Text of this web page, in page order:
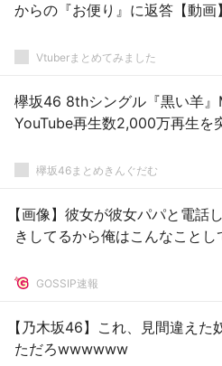
からの『お便り』に返答【動画】
Vtuberまとめてみました
欅坂46 8thシングル『黒い羊』
YouTube再生数2,000万再生を
欅坂46まとめきんぐだむ
【画像】彼女が彼女パパと電話
きしてるから俺はこんなこと
GOSSIP速報
【乃木坂46】これ、見間違えた
ただろwwwwww